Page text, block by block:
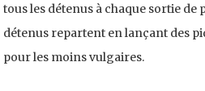
tous les détenus à chaque sortie
détenus repartent en lançant des
pour les moins vulgaires.